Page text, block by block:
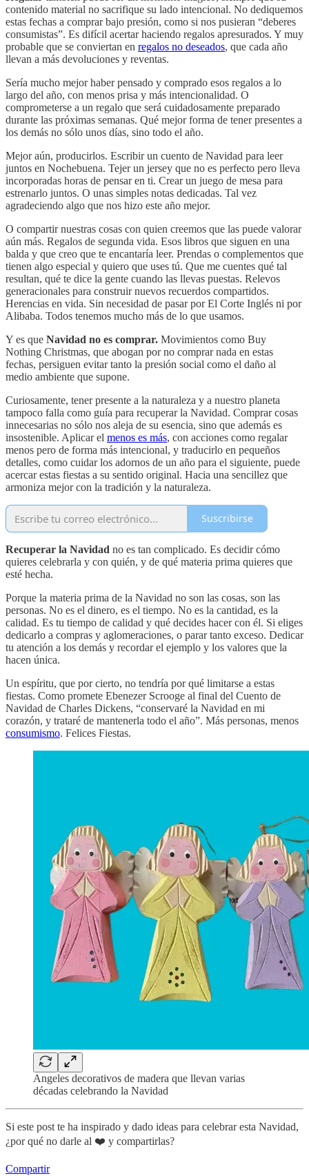
contenido material no sacrifique su lado intencional. No dediquemos
estas fechas a comprar bajo presión, como si nos pusieran “deberes
consumistas”. Es difícil acertar haciendo regalos apresurados. Y muy
probable que se conviertan en regalos no deseados, que cada año
llevan a más devoluciones y reventas.
Sería mucho mejor haber pensado y comprado esos regalos a lo
largo del año, con menos prisa y más intencionalidad. O
comprometerse a un regalo que será cuidadosamente preparado
durante las próximas semanas. Qué mejor forma de tener presentes a
los demás no sólo unos días, sino todo el año.
Mejor aún, producirlos. Escribir un cuento de Navidad para leer
juntos en Nochebuena. Tejer un jersey que no es perfecto pero lleva
incorporadas horas de pensar en ti. Crear un juego de mesa para
estrenarlo juntos. O unas simples notas dedicadas. Tal vez
agradeciendo algo que nos hizo este año mejor.
O compartir nuestras cosas con quien creemos que las puede valorar
aún más. Regalos de segunda vida. Esos libros que siguen en una
balda y que creo que te encantaría leer. Prendas o complementos que
tienen algo especial y quiero que uses tú. Que me cuentes qué tal
resultan, qué te dice la gente cuando las llevas puestas. Relevos
generacionales para construir nuevos recuerdos compartidos.
Herencias en vida. Sin necesidad de pasar por El Corte Inglés ni por
Alibaba. Todos tenemos mucho más de lo que usamos.
Y es que Navidad no es comprar. Movimientos como Buy
Nothing Christmas, que abogan por no comprar nada en estas
fechas, persiguen evitar tanto la presión social como el daño al
medio ambiente que supone.
Curiosamente, tener presente a la naturaleza y a nuestro planeta
tampoco falla como guía para recuperar la Navidad. Comprar cosas
innecesarias no sólo nos aleja de su esencia, sino que además es
insostenible. Aplicar el menos es más, con acciones como regalar
menos pero de forma más intencional, y traducirlo en pequeños
detalles, como cuidar los adornos de un año para el siguiente, puede
acercar estas fiestas a su sentido original. Hacia una sencillez que
armoniza mejor con la tradición y la naturaleza.
Suscribirse
Recuperar la Navidad no es tan complicado. Es decidir cómo
quieres celebrarla y con quién, y de qué materia prima quieres que
esté hecha.
Porque la materia prima de la Navidad no son las cosas, son las
personas. No es el dinero, es el tiempo. No es la cantidad, es la
calidad. Es tu tiempo de calidad y qué decides hacer con él. Si eliges
dedicarlo a compras y aglomeraciones, o parar tanto exceso. Dedicar
tu atención a los demás y recordar el ejemplo y los valores que la
hacen única.
Un espíritu, que por cierto, no tendría por qué limitarse a estas
fiestas. Como promete Ebenezer Scrooge al final del Cuento de
Navidad de Charles Dickens, “conservaré la Navidad en mi
corazón, y trataré de mantenerla todo el año”. Más personas, menos
consumismo. Felices Fiestas.
Angeles decorativos de madera que llevan varias
décadas celebrando la Navidad
Si este post te ha inspirado y dado ideas para celebrar esta Navidad,
¿por qué no darle al ❤️ y compartirlas?
Compartir